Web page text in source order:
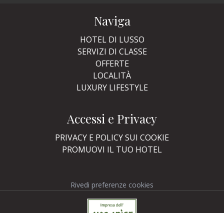
Naviga
HOTEL DI LUSSO
SERVIZI DI CLASSE
OFFERTE
LOCALITÀ
LUXURY LIFESTYLE
Accessi e Privacy
PRIVACY E POLICY SUI COOKIE
PROMUOVI IL TUO HOTEL
Rivedi preferenze cookies